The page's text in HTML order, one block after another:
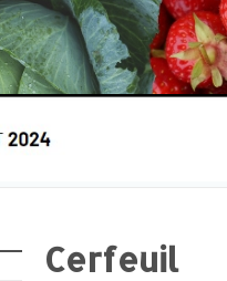
Cerfeuil